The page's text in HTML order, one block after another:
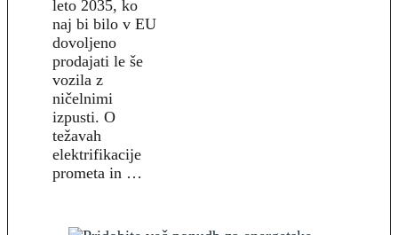
leto 2035, ko
naj bi bilo v EU
dovoljeno
prodajati le še
vozila z
ničelnimi
izpusti. O
težavah
elektrifikacije
prometa in …